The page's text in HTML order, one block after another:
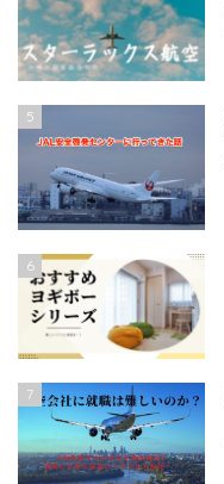
5
6
7